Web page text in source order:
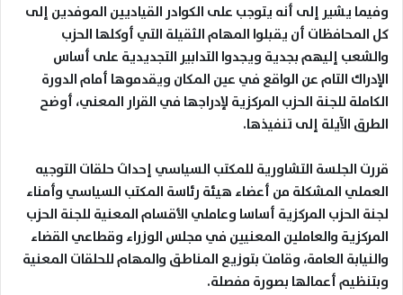
وفيما يشير إلى أنه يتوجب على الكوادر القياديين الموفدين إلى
كل المحافظات أن يقبلوا المهام الثقيلة التي أوكلها الحزب
والشعب إليهم بجدية ويجدوا التدابير التجديدية على أساس
الإدراك التام عن الواقع في عين المكان ويقدموها أمام الدورة
الكاملة للجنة الحزب المركزية لإدراجها في القرار المعني، أوضح
الطرق الآيلة إلى تنفيذها.
قررت الجلسة التشاورية للمكتب السياسي إحداث حلقات التوجيه
العملي المشكلة من أعضاء هيئة رئاسة المكتب السياسي وأمناء
لجنة الحزب المركزية أساسا وعاملي الأقسام المعنية للجنة الحزب
المركزية والعاملين المعنيين في مجلس الوزراء وقطاعي القضاء
والنيابة العامة، وقامت بتوزيع المناطق والمهام للحلقات المعنية
وبتنظيم أعمالها بصورة مفصلة.